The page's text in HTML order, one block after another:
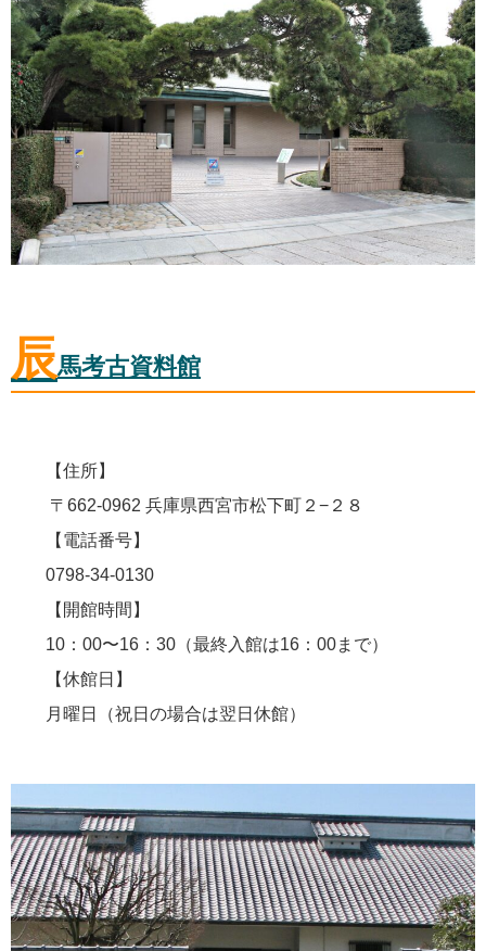
辰馬考古資料館
【住所】
〒662-0962 兵庫県西宮市松下町２−２８
【電話番号】
0798-34-0130
【開館時間】
10：00〜16：30（最終入館は16：00まで）
【休館日】
月曜日（祝日の場合は翌日休館）